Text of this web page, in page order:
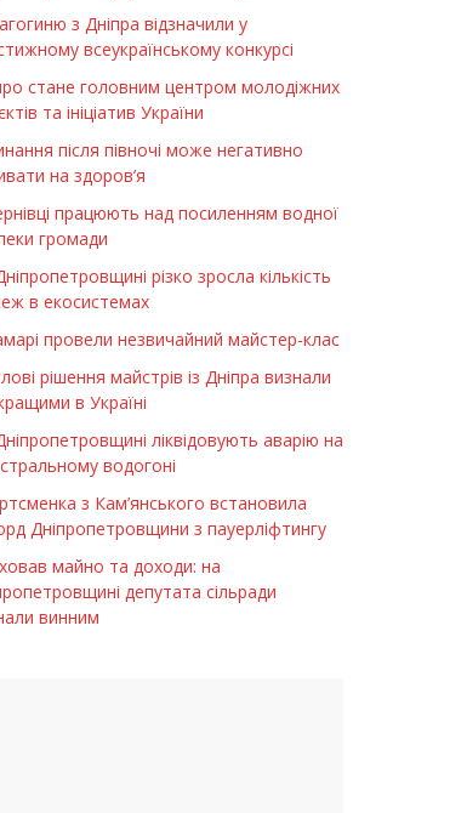
з Дніпра відзначили у
всеукраїнському конкурсі
стане головним центром молодіжних
та ініціатив України
після півночі може негативно
на здоров’я
працюють над посиленням водної
громади
різко зросла кількість
в екосистемах
провели незвичайний майстер-клас
рішення майстрів із Дніпра визнали
в Україні
ліквідовують аварію на
водогоні
з Кам’янського встановила
Дніпропетровщини з пауерліфтингу
майно та доходи: на
депутата сільради
винним